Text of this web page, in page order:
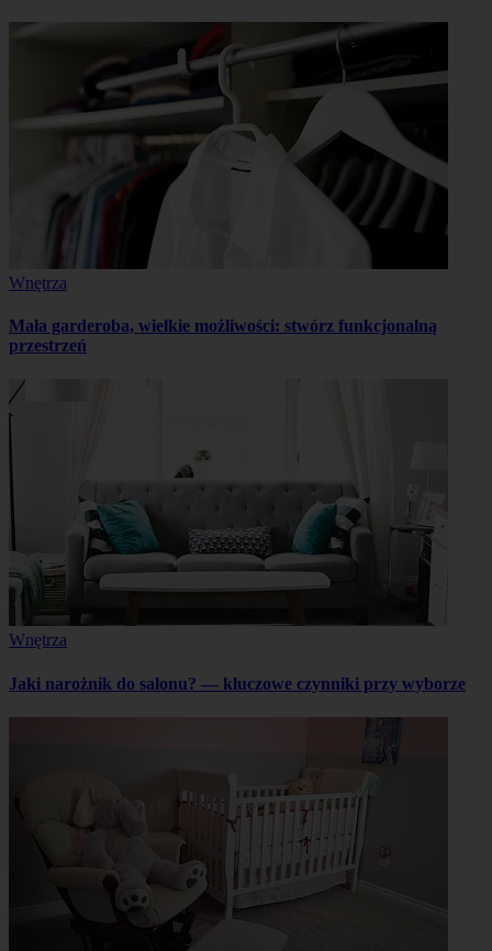
Wnętrza
Mała garderoba, wielkie możliwości: stwórz funkcjonalną
przestrzeń
Wnętrza
Jaki narożnik do salonu? — kluczowe czynniki przy wyborze